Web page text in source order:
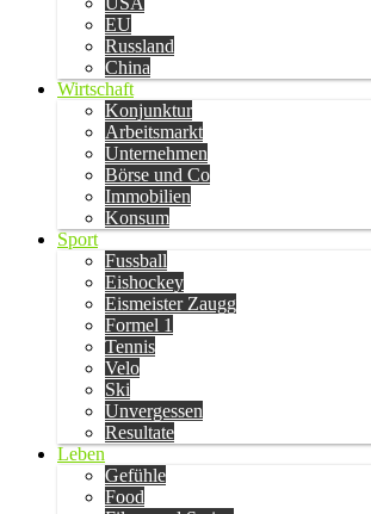
EU
Russland
China
Wirtschaft
Konjunktur
Arbeitsmarkt
Unternehmen
Börse und Co
Immobilien
Konsum
Sport
Fussball
Eishockey
Eismeister Zaugg
Formel 1
Tennis
Velo
Ski
Unvergessen
Resultate
Leben
Gefühle
Food